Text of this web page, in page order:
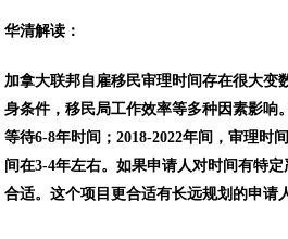
华清解读：
加拿大联邦自雇移民审理时间存在很大变
身条件，移民局工作效率等多种因素影响
等待6-8年时间；2018-2022年间，审理时
间在3-4年左右。如果申请人对时间有特
合适。这个项目更合适有长远规划的申请